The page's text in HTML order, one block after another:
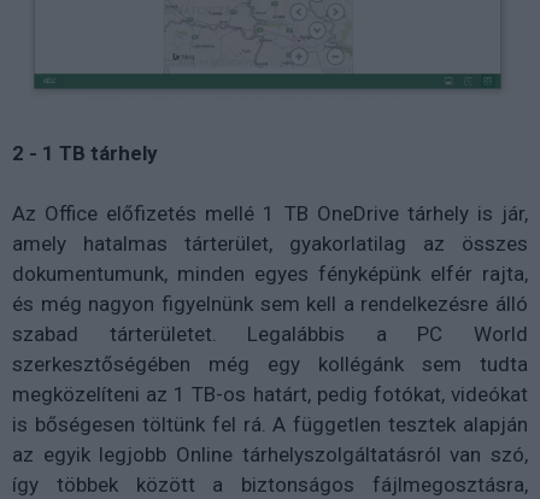
2 - 1 TB tárhely
Az Office előfizetés mellé 1 TB OneDrive tárhely is jár,
amely hatalmas tárterület, gyakorlatilag az összes
dokumentumunk, minden egyes fényképünk elfér rajta,
és még nagyon figyelnünk sem kell a rendelkezésre álló
szabad tárterületet. Legalábbis a PC World
szerkesztőségében még egy kollégánk sem tudta
megközelíteni az 1 TB-os határt, pedig fotókat, videókat
is bőségesen töltünk fel rá. A független tesztek alapján
az egyik legjobb Online tárhelyszolgáltatásról van szó,
így többek között a biztonságos fájlmegosztásra,